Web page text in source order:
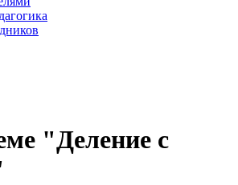
"Деление с